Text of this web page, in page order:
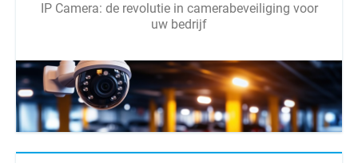
IP Camera: de revolutie in camerabeveiliging voor
uw bedrijf